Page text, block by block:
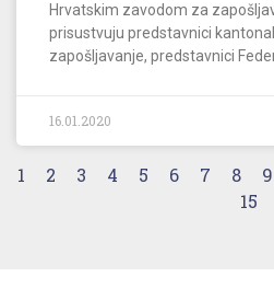
Hrvatskim zavodom za
prisustvuju predstavnici
zapošljavanje, predstavnici
16.01.2020
1 2 3 4 5 6 7 8 9
15